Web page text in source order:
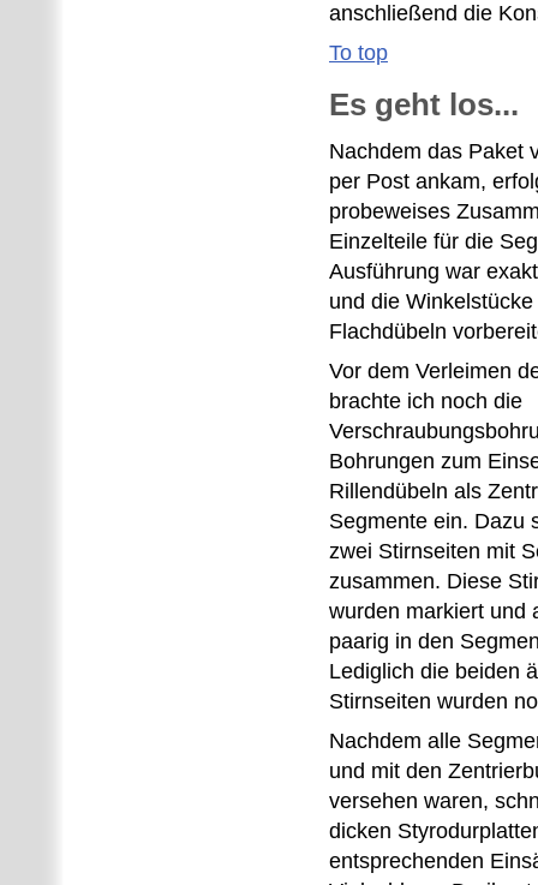
anschließend die
To top
Es geht los...
Nachdem das Paket
per Post ankam,
probeweises
Einzelteile für die
Ausführung war
und die
Flachdübeln
Vor dem Verleimen
brachte ich noch die
Bohrungen zum
Rillendübeln als
Segmente ein. Dazu
zwei Stirnseiten mit
zusammen. Diese
wurden markiert und
paarig in den
Lediglich die beiden
Stirnseiten wurden
Nachdem alle
und mit den
versehen waren,
dicken
entsprechenden